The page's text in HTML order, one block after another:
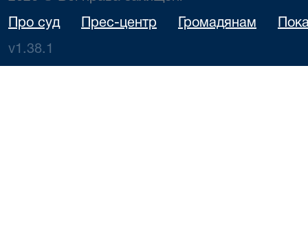
Про суд Прес-центр Громадянам
v1.38.1